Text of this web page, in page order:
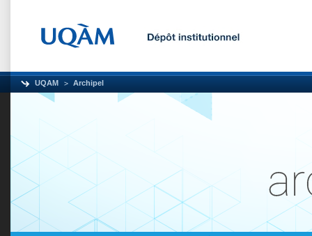
UQAM Archipel